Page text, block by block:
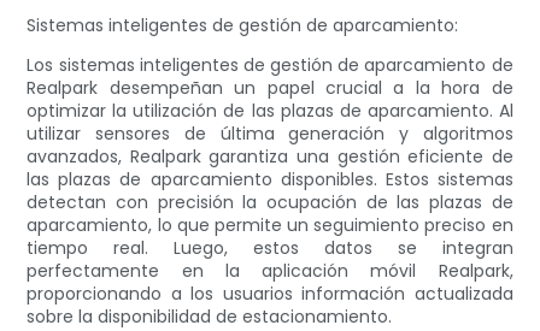
Sistemas inteligentes de gestión de aparcamiento:
Los sistemas inteligentes de gestión de aparcamiento de
Realpark desempeñan un papel crucial a la hora de
optimizar la utilización de las plazas de aparcamiento. Al
utilizar sensores de última generación y algoritmos
avanzados, Realpark garantiza una gestión eficiente de
las plazas de aparcamiento disponibles. Estos sistemas
detectan con precisión la ocupación de las plazas de
aparcamiento, lo que permite un seguimiento preciso en
tiempo real. Luego, estos datos se integran
perfectamente en la aplicación móvil Realpark,
proporcionando a los usuarios información actualizada
sobre la disponibilidad de estacionamiento.